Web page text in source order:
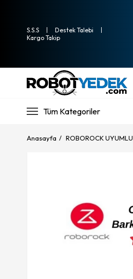
S.S.S
Destek Talebi
Kargo Takip
Tüm Kategoriler
Anasayfa ROBOROCK UYUMLU